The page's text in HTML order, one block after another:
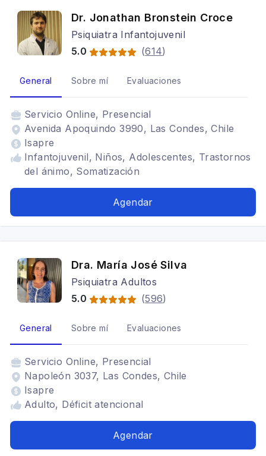
Dr. Jonathan Bronstein Croce
Psiquiatra Infantojuvenil
5.0
(614)
General Sobre mí Evaluaciones
Servicio Online, Presencial
Avenida Apoquindo 3990, Las Condes, Chile
Isapre
Infantojuvenil, Niños, Adolescentes, Trastornos
del ánimo, Somatización
Agendar
Dra. María José Silva
Psiquiatra Adultos
5.0
(596)
General Sobre mí Evaluaciones
Servicio Online, Presencial
Napoleón 3037, Las Condes, Chile
Isapre
Adulto, Déficit atencional
Agendar